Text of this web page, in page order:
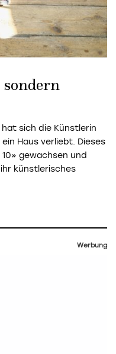
sondern
sich die Künstlerin
Haus verliebt. Dieses
gewachsen und
künstlerisches
Werbung